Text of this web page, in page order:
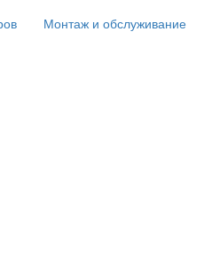
Монтаж и обслуживание